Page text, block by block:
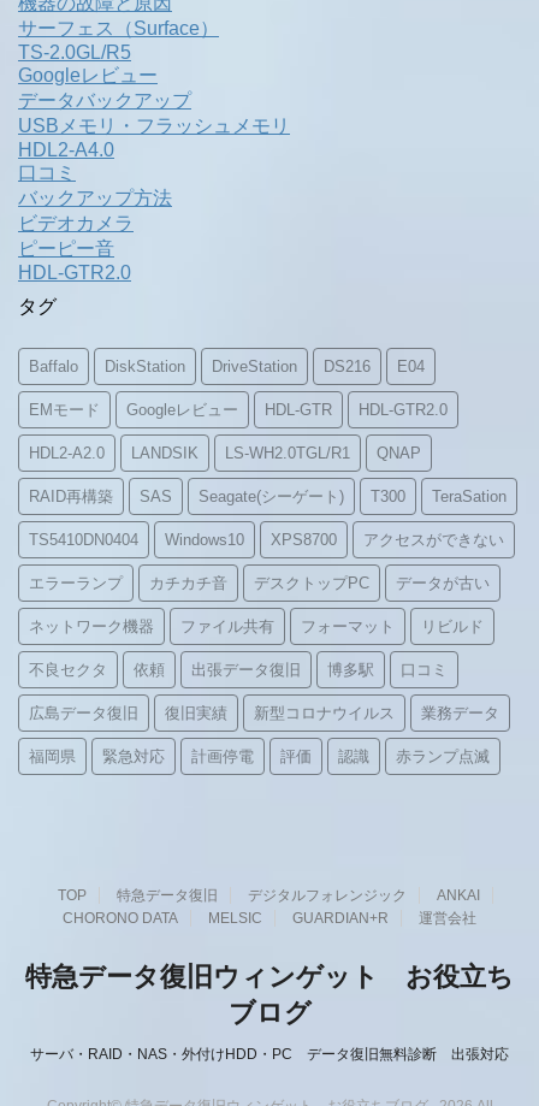
サーフェス（Surface）
TS-2.0GL/R5
Googleレビュー
データバックアップ
USBメモリ・フラッシュメモリ
HDL2-A4.0
口コミ
バックアップ方法
ビデオカメラ
ピーピー音
HDL-GTR2.0
タグ
Baffalo DiskStation DriveStation DS216 E04
EMモード Googleレビュー HDL-GTR HDL-GTR2.0
HDL2-A2.0 LANDSIK LS-WH2.0TGL/R1 QNAP
RAID再構築 SAS Seagate(シーゲート) T300 TeraSation
TS5410DN0404 Windows10 XPS8700 アクセスができない
エラーランプ カチカチ音 デスクトップPC データが古い
ネットワーク機器 ファイル共有 フォーマット リビルド
不良セクタ 依頼 出張データ復旧 博多駅 口コミ
広島データ復旧 復旧実績 新型コロナウイルス 業務データ
福岡県 緊急対応 計画停電 評価 認識 赤ランプ点滅
TOP 特急データ復旧 デジタルフォレンジック
ANKAI
CHORONO DATA
MELSIC GUARDIAN+R 運営会社
特急データ復旧ウィンゲット お役立ち
ブログ
サーバ・RAID・NAS・外付けHDD・PC データ復旧無料診断 出張対応